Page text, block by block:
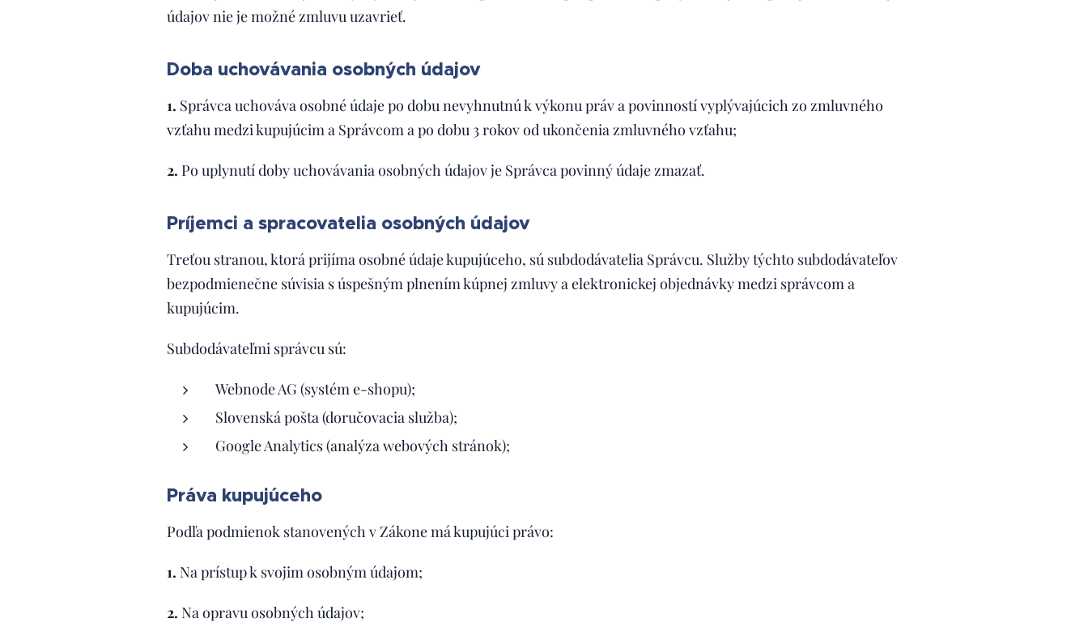
údajov nie je možné zmluvu uzavrieť.
Doba uchovávania osobných údajov
1. Správca uchováva osobné údaje po dobu nevyhnutnú k výkonu práv a povinností vyplývajúcich zo zmluvného
vzťahu medzi kupujúcim a Správcom a po dobu 3 rokov od ukončenia zmluvného vzťahu;
2. Po uplynutí doby uchovávania osobných údajov je Správca povinný údaje zmazať.
Príjemci a spracovatelia osobných údajov
Treťou stranou, ktorá prijíma osobné údaje kupujúceho, sú subdodávatelia Správcu. Služby týchto subdodávateľov
bezpodmienečne súvisia s úspešným plnením kúpnej zmluvy a elektronickej objednávky medzi správcom a
kupujúcim.
Subdodávateľmi správcu sú:
Webnode AG (systém e-shopu);
Slovenská pošta (doručovacia služba);
Google Analytics (analýza webových stránok);
Práva kupujúceho
Podľa podmienok stanovených v Zákone má kupujúci právo:
1. Na prístup k svojim osobným údajom;
2. Na opravu osobných údajov;